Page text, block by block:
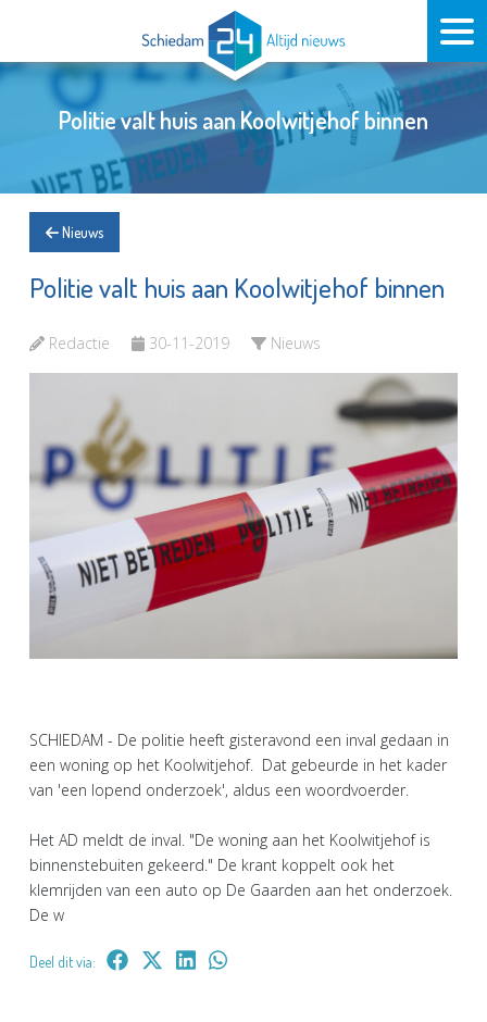
Politie valt huis aan Koolwitjehof binnen
Nieuws
Politie valt huis aan Koolwitjehof binnen
Redactie 30-11-2019 Nieuws
SCHIEDAM - De politie heeft gisteravond een inval gedaan in
een woning op het Koolwitjehof. Dat gebeurde in het kader
van 'een lopend onderzoek', aldus een woordvoerder.
Het AD meldt de inval. "De woning aan het Koolwitjehof is
binnenstebuiten gekeerd." De krant koppelt ook het
klemrijden van een auto op De Gaarden aan het onderzoek.
De w
Deel dit via: